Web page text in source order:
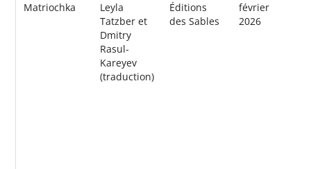
Matriochka
Leyla
Tatzber et
Dmitry
Rasul-
Kareyev
(traduction)
Éditions
des Sables
février
2026